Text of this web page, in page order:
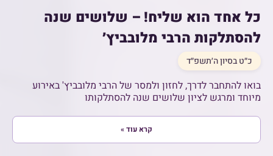
כל אחד הוא שליח! – שלושים שנה
להסתלקות הרבי מלובביץ׳
כ״ט בסיון ה׳תשפ״ד
בואו להתחבר לדרך, לחזון ולמסר של הרבי מלובביץ' באירוע
מיוחד ומרגש לציון שלושים שנה להסתלקותו
קרא עוד »